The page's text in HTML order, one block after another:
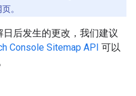
。
日后发生的更改，我们建议
Console Sitemap API 可以